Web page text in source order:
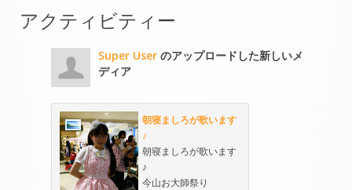
アクティビティー
Super User のアップロードした新しいメ
ディア
朝寝ましろが歌います
♪
朝寝ましろが歌います
♪
今山お大師祭り